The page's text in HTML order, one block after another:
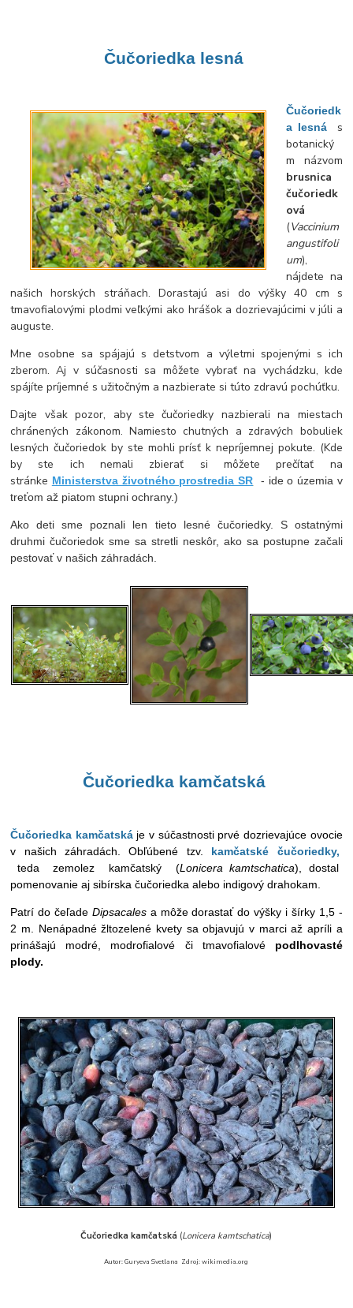
Čučoriedka lesná
Čučoriedk
a lesná
s
botanický
m názvom
brusnica
čučoriedk
ová
(Vaccinium
angustifoli
um),
nájdete na
našich horských stráňach. Dorastajú asi do výšky 40 cm s
tmavofialovými plodmi veľkými ako hrášok a dozrievajúcimi v júli a
auguste.
Mne osobne sa spájajú s detstvom a výletmi spojenými s ich
zberom. Aj v súčasnosti sa môžete vybrať na vychádzku, kde
spájíte príjemné s užitočným a nazbierate si túto zdravú pochúťku.
Dajte však pozor, aby ste čučoriedky nazbierali na miestach
chránených zákonom. Namiesto chutných a zdravých bobuliek
lesných čučoriedok by ste mohli prísť k nepríjemnej pokute. (Kde
by ste ich nemali zbierať si môžete prečítať na
stránke Ministerstva životného prostredia SR
- ide o územia v
treťom až piatom stupni ochrany.)
Ako deti sme poznali len tieto lesné čučoriedky. S ostatnými
druhmi čučoriedok sme sa stretli neskôr, ako sa postupne začali
pestovať v našich záhradách.
Čučoriedka kamčatská
Čučoriedka kamčatská je v súčastnosti prvé dozrievajúce ovocie
v našich záhradách. Obľúbené tzv. kamčatské čučoriedky,
tedazemolez kamčatský (Lonicera kamtschatica), dostal
pomenovanie aj sibírska čučoriedka alebo indigový drahokam.
Patrí do čeľade Dipsacales a môže dorastať do výšky i šírky 1,5 -
2 m. Nenápadné žltozelené kvety sa objavujú v marci až apríli a
prinášajú modré, modrofialové či tmavofialovépodlhovasté
plody.
Čučoriedka kamčatská (Lonicera kamtschatica)
Autor: Guryeva Svetlana Zdroj: wikimedia.org